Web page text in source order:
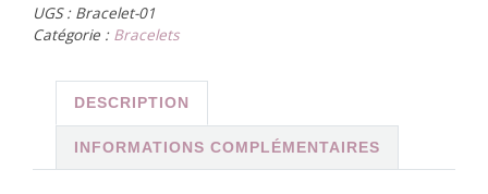
UGS : Bracelet-01
Catégorie : Bracelets
DESCRIPTION
INFORMATIONS COMPLÉMENTAIRES